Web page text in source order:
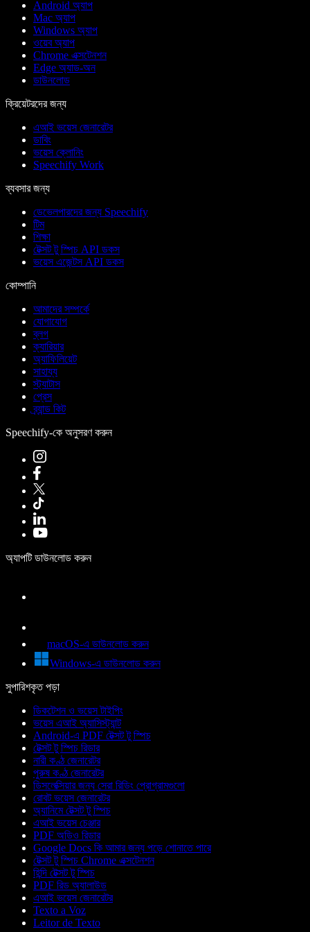
Android অ্যাপ
Mac অ্যাপ
Windows অ্যাপ
ওয়েব অ্যাপ
Chrome এক্সটেনশন
Edge অ্যাড-অন
ডাউনলোড
ক্রিয়েটরদের জন্য
এআই ভয়েস জেনারেটর
ডাবিং
ভয়েস ক্লোনিং
Speechify Work
ব্যবসার জন্য
ডেভেলপারদের জন্য Speechify
টিম
শিক্ষা
টেক্সট টু স্পিচ API ডকস
ভয়েস এজেন্টস API ডকস
কোম্পানি
আমাদের সম্পর্কে
যোগাযোগ
ব্লগ
ক্যারিয়ার
অ্যাফিলিয়েট
সাহায্য
স্ট্যাটাস
প্রেস
ব্র্যান্ড কিট
Speechify-কে অনুসরণ করুন
অ্যাপটি ডাউনলোড করুন
macOS-এ ডাউনলোড করুন
Windows-এ ডাউনলোড করুন
সুপারিশকৃত পড়া
ডিকটেশন ও ভয়েস টাইপিং
ভয়েস এআই অ্যাসিস্ট্যান্ট
Android-এ PDF টেক্সট টু স্পিচ
টেক্সট টু স্পিচ রিডার
নারী কণ্ঠ জেনারেটর
পুরুষ কণ্ঠ জেনারেটর
ডিসলেক্সিয়ার জন্য সেরা রিডিং প্রোগ্রামগুলো
রোবট ভয়েস জেনারেটর
অ্যানিমে টেক্সট টু স্পিচ
এআই ভয়েস চেঞ্জার
PDF অডিও রিডার
Google Docs কি আমার জন্য পড়ে শোনাতে পারে
টেক্সট টু স্পিচ Chrome এক্সটেনশন
হিন্দি টেক্সট টু স্পিচ
PDF রিড অ্যালাউড
এআই ভয়েস জেনারেটর
Texto a Voz
Leitor de Texto